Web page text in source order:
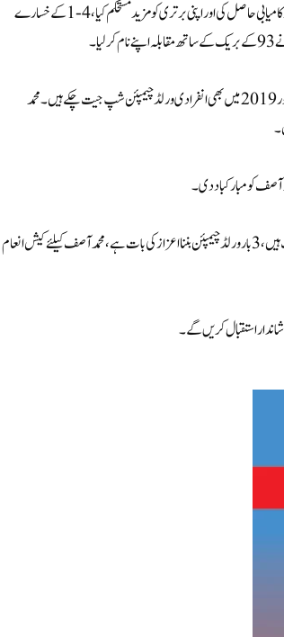
پانچویں فریم میں بھی آصف کا پلہ بھاری رہا جس میں انہوں نے 12 کے مقابلے میں 82 پوائنٹس کے ساتھ کامیابی حاصل کی اور اپنی برتری کو مزید مستحکم کیا، 4-1 کے خسارے
۔
یہ محمد آصف کے کیرئیر کا تیسرا انفرادی اور مجموعی طور پر پانچواں ورلڈ ٹائٹل ہے، وہ اس سے قبل 2012 اور 2019 میں بھی انفرادی ورلڈ چیمپئن شپ جیت چکے ہیں۔ محمد
آصف کو مبارکباددی۔
صدر جاوید کریم نے کہا کہ محمد آصف نے تیسری بار ورلڈ ٹائٹل جیت کر ثابت کردیا کہ وہ باصلاحیت کیوئسٹ ہیں، 3 بار ورلڈ چیمپئن بننا اعزاز کی بات ہے، محمد آصف کیلئے کیش انعام
استقبال کریں گے۔